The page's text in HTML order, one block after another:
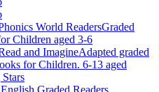
World ReadersGraded
Children aged 3-6
and ImagineAdapted graded
for Children. 6-13 aged
Graded Readers